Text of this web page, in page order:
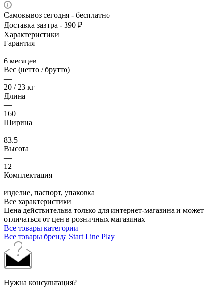
Самовывоз сегодня - бесплатно
Доставка завтра - 390 ₽
Характеристики
Гарантия
—
6 месяцев
Вес (нетто / брутто)
—
20 / 23 кг
Длина
—
160
Ширина
—
83.5
Высота
—
12
Комплектация
—
изделие, паспорт, упаковка
Все характеристики
Цена действительна только для интернет-магазина и может
отличаться от цен в розничных магазинах
Все товары категории
Все товары бренда Start Line Play
Нужна консультация?